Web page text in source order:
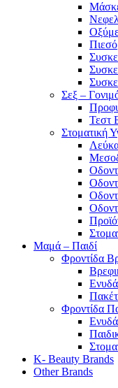
Σεξ –
Τεστ
Στοματική
Μαμά – Παιδί
Φροντίδα
Φροντίδα
K- Beauty Brands
Other Brands